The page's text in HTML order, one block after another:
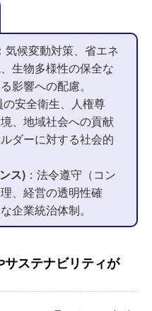
：気候変動対策、省エネ
生物多様性の保全な
影響への配慮。
の安全衛生、人権尊
、地域社会への貢献
ダーに対する社会的
ス) ：法令遵守（コン
、経営の透明性確
企業統治体制。
ステナビリティが